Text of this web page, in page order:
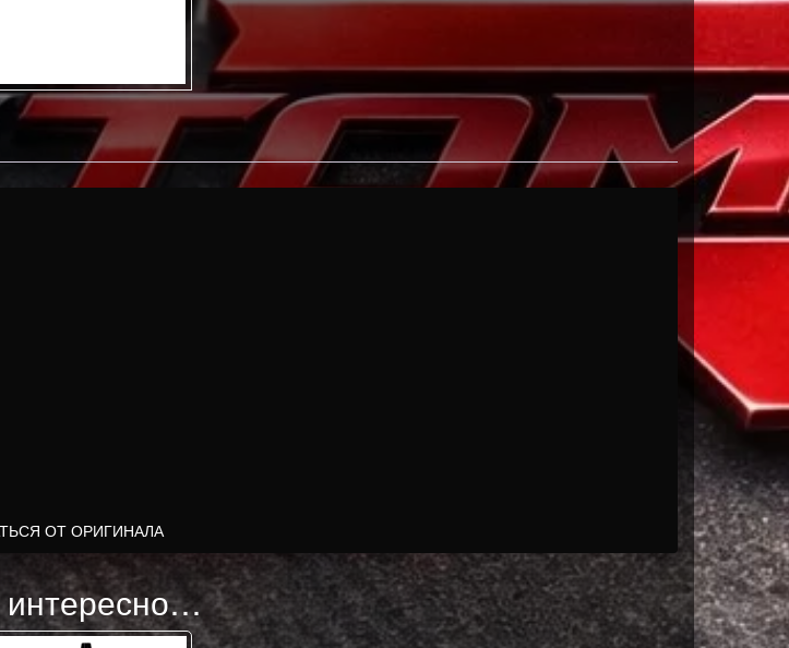
ОТ ОРИГИНАЛА
интересно…